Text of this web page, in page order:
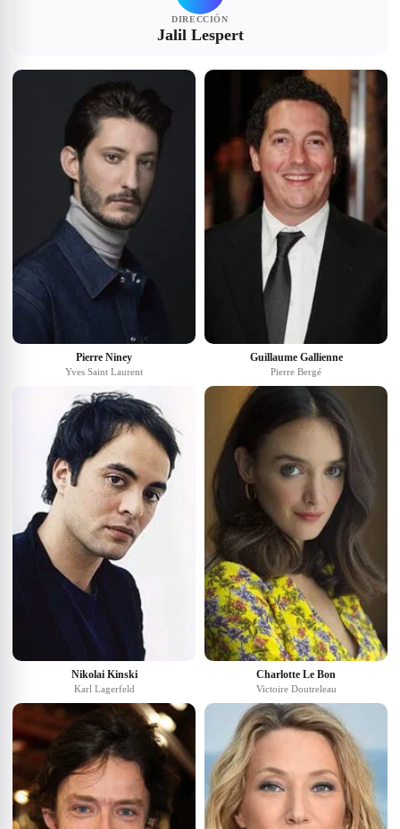
DIRECCIÓN
Jalil Lespert
Pierre Niney
Yves Saint Laurent
Guillaume Gallienne
Pierre Bergé
Nikolai Kinski
Karl Lagerfeld
Charlotte Le Bon
Victoire Doutreleau